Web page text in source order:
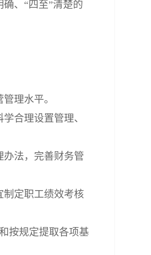
、“四至”清楚的
理水平。
合理设置管理、
法，完善财务管
定职工绩效考核
按规定提取各项基